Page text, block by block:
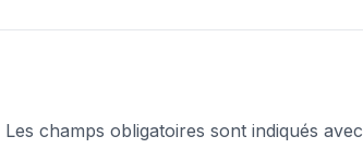
Les champs obligatoires sont indiqués avec